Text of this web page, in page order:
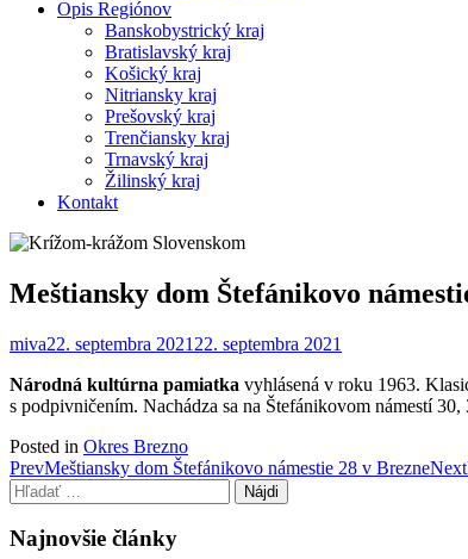
Opis Regiónov
Banskobystrický kraj
Bratislavský kraj
Košický kraj
Nitriansky kraj
Prešovský kraj
Trenčiansky kraj
Trnavský kraj
Žilinský kraj
Kontakt
Meštiansky dom Štefánikovo
miva22. septembra 2021 22. septembra 2021
Národná kultúrna pamiatka vyhlásená v roku 1963.
s podpivničením. Nachádza sa na Štefánikovom námestí
Posted in Okres Brezno
Post
navigation
PrevMeštiansky dom Štefánikovo námestie 28 v BrezneNext
Hľadať:
Najnovšie články